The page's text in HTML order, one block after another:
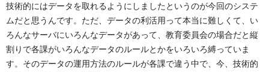
技術的にはデータを取れるようにしましたというのが今回のシステ
ムだと思うんです。ただ、データの利活用って本当に難しくて、い
ろんなサーバにいろんなデータがあって、教育委員会の場合だと縦
割りで各課がいろんなデータのルールとかをいろいろ縛っていま
す。そのデータの運用方法のルールが各課で違う中で、今、技術的